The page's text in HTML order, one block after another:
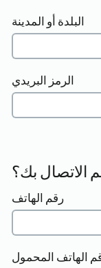
البلدة أو المدينة
الرمز البريدي
الاتصال بك؟
رقم الهاتف
الهاتف المحمول